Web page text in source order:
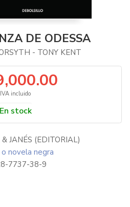
DE ODESSA
- TONY KENT
IVA incluido
En stock
JANÉS (EDITORIAL)
novela negra
7737-38-9